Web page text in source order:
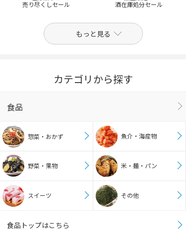
売り尽くしセール
酒在庫処分セール
もっと見る
カテゴリから探す
食品
惣菜・おかず 魚介・海産物
野菜・果物 米・麺・パン
スイーツ その他
食品トップはこちら